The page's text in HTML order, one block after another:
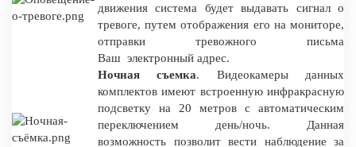
движения система будет выдавать сигнал о
тревоге, путем отображения его на мониторе,
отправки тревожного письма
Ваш электронный адрес.
Ночная съемка. Видеокамеры данных
комплектов имеют встроенную инфракрасную
подсветку на 20 метров с автоматическим
переключением день/ночь. Данная
возможность позволит вести наблюдение за